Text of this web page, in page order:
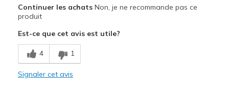
Comfortable
Le contre
They are just too chunky and bulky looking
Les meilleures utilisations
Continuer les achatsNon, je ne recommande pas ce
produit
Est-ce que cet avis est utile?
4 1
Signaler cet avis